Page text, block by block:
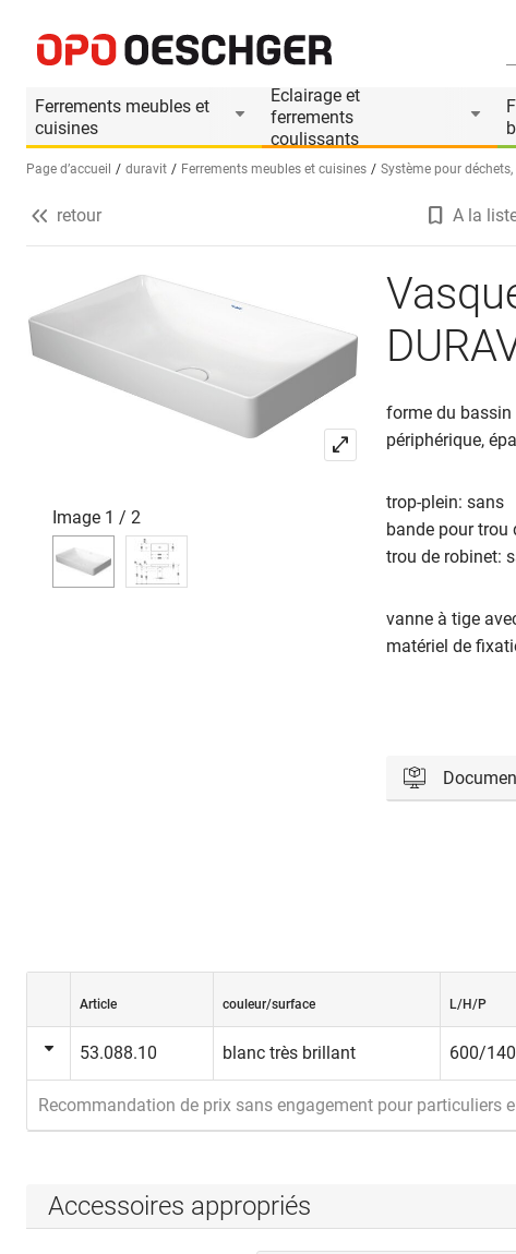
Ferrements meubles et
cuisines
Eclairage et
ferrements
coulissants
Sélectionnez une langue (FR)
Page d’accueil duravit Ferrements meubles et cuisines Système pour
Informations produit
Accessoires appropriés
retour A la
Image 1 / 2
forme du bassin
périphérique,
trop-plein: sans
bande pour trou
trou de robinet:
vanne à tige
matériel de
Article couleur/surface L/H/P
53.088.10 blanc très brillant 600/
Recommandation de prix sans engagement pour particuliers
Accessoires appropriés